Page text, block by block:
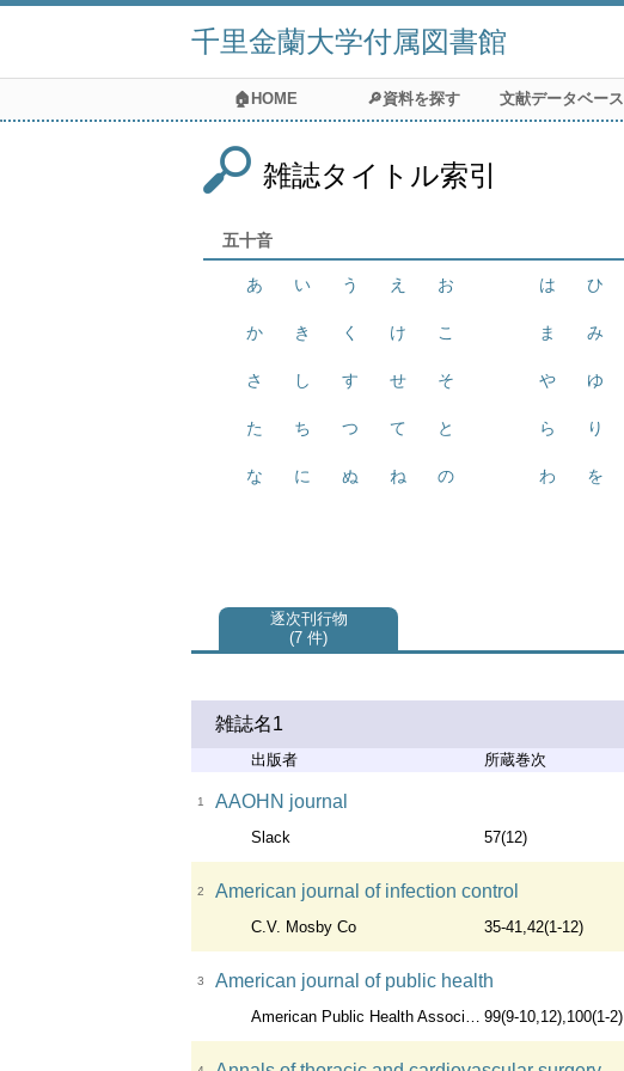
千里金蘭大学付属図書館
🏠HOME 🔎資料を探す 文献データベース
雑誌タイトル索引
五十音
あ い う え お
か き く け こ
さ し す せ そ
た ち つ て と
な に ぬ ね の
は ひ
ま み
や ゆ
ら り
わ を
逐次刊行物
7 件
雑誌名1
出版者 所蔵巻次
1 AAOHN journal
Slack 57(12)
2 American journal of infection control
C.V. Mosby Co 35-41,42(1-12)
3 American journal of public health
American Public Health Association 99(9-10,12),100(1-2)